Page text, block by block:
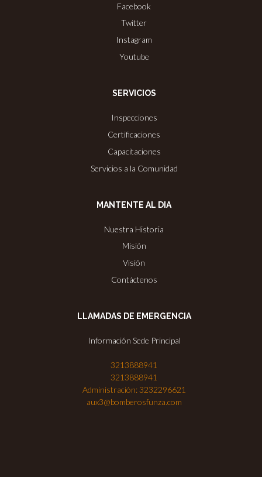
Facebook
Twitter
Instagram
Youtube
SERVICIOS
Inspecciones
Certificaciones
Capacitaciones
Servicios a la Comunidad
MANTENTE AL DIA
Nuestra Historia
Misión
Visión
Contáctenos
LLAMADAS DE EMERGENCIA
Información Sede Principal
3213888941
3213888941
Administración: 3232296621
aux3@bomberosfunza.com